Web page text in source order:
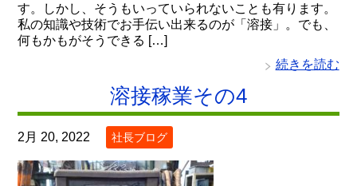
す。しかし、そうもいっていられないことも有ります。
私の知識や技術でお手伝い出来るのが「溶接」。でも、
何もかもがそうできる […]
続きを読む
溶接稼業その4
2月 20, 2022 社長ブログ